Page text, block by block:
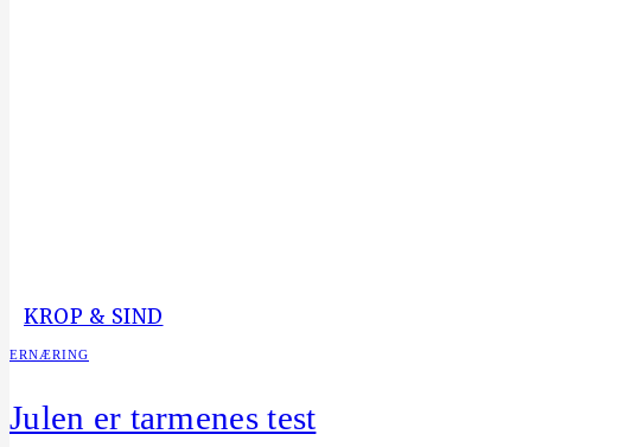
KROP & SIND
ERNÆRING
Julen er tarmenes test